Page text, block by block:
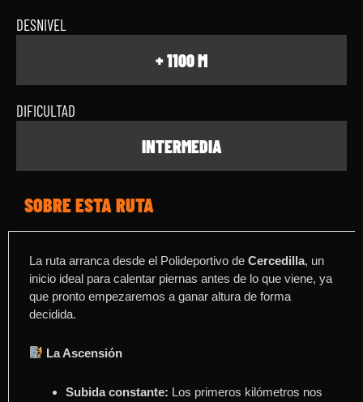
DESNIVEL
+ 1100 M
DIFICULTAD
INTERMEDIA
SOBRE ESTA RUTA
La ruta arranca desde el Polideportivo de Cercedilla, un
inicio ideal para calentar piernas antes de lo que viene, ya
que pronto empezaremos a ganar altura de forma
decidida.
La Ascensión
Subida constante: Los primeros kilómetros nos